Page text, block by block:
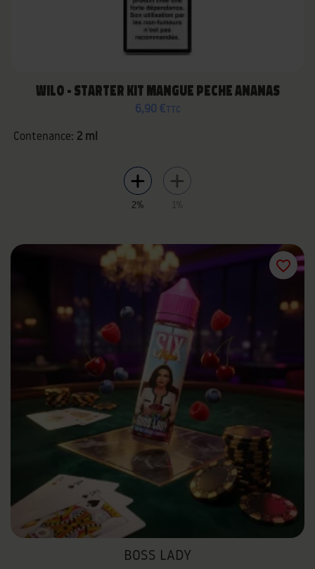
WILO - STARTER KIT MANGUE PECHE ANANAS
6,90 € TTC
Contenance: 2 ml
2% 1%
BOSS LADY
favorite_border